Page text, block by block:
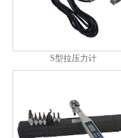
S型拉压力计